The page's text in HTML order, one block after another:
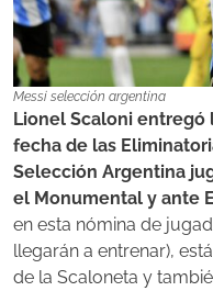
Messi selección argentina
Lionel Scaloni entregó
fecha de las
Selección Argentina
el Monumental y ante
en esta nómina de
llegarán a entrenar),
de la Scaloneta y